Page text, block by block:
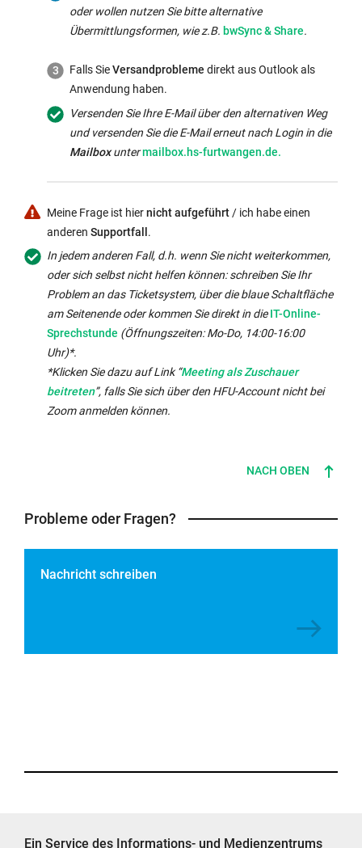
oder wollen nutzen Sie bitte alternative
Übermittlungsformen, wie z.B. Interner
öffnet
im
gleichen
Fenster:
bwSync & Share.
Falls SieVersandprobleme direkt aus Outlook als
Anwendung haben.
Versenden Sie Ihre E-Mail über den alternativen Weg
und versenden Sie die E-Mail erneut nach Login in die
MailboxunterExterner
in
neuem
Fenster
geöffnet:
mailbox.hs-furtwangen.de.
Meine Frage ist hiernicht aufgeführt / ich habe einen
anderen Supportfall.
In jedem anderen Fall, d.h. wenn Sie nicht weiterkommen,
oder sich selbst nicht helfen können: schreiben Sie Ihr
Problem an das Ticketsystem, über die blaue Schaltfläche
am Seitenende oder kommen Sie direkt in dieExterner
Link
in
neuem
IT-Online-
Sprechstunde (Öffnungszeiten: Mo-Do, 14:00-16:00
Uhr)*.
*Klicken Sie dazu auf Link “Meeting als Zuschauer
beitreten”, falls Sie sich über den HFU-Account nicht bei
Zoom anmelden können.
NACH OBEN
Probleme oder Fragen?
Nachricht schreiben
Ein Service des Informations- und Medienzentrums